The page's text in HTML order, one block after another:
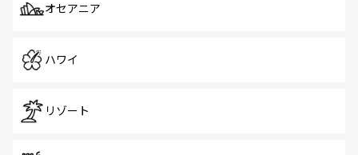
オセアニア
ハワイ
リゾート